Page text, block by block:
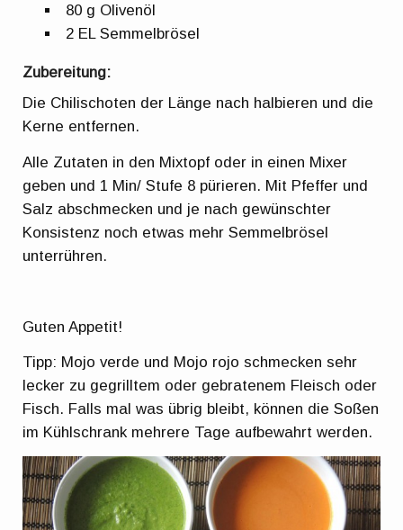
80 g Olivenöl
2 EL Semmelbrösel
Zubereitung:
Die Chilischoten der Länge nach halbieren und die
Kerne entfernen.
Alle Zutaten in den Mixtopf oder in einen Mixer
geben und 1 Min/ Stufe 8 pürieren. Mit Pfeffer und
Salz abschmecken und je nach gewünschter
Konsistenz noch etwas mehr Semmelbrösel
unterrühren.
Guten Appetit!
Tipp: Mojo verde und Mojo rojo schmecken sehr
lecker zu gegrilltem oder gebratenem Fleisch oder
Fisch. Falls mal was übrig bleibt, können die Soßen
im Kühlschrank mehrere Tage aufbewahrt werden.